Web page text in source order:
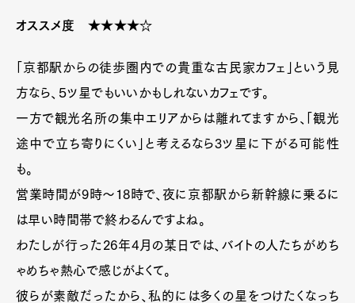
オススメ度 ★★★★☆
「京都駅からの徒歩圏内での貴重な古民家カフェ」という見
方なら、５ツ星でもいいかもしれないカフェです。
一方で観光名所の集中エリアからは離れてますから、「観光
途中で立ち寄りにくい」と考えるなら3ツ星に下がる可能性
も。
営業時間が9時〜18時で、夜に京都駅から新幹線に乗るに
は早い時間帯で終わるんですよね。
わたしが行った26年4月の某日では、バイトの人たちがめち
ゃめちゃ熱心で感じがよくて。
彼らが素敵だったから、私的には多くの星をつけたくなっち